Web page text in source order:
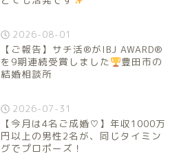
2026-08-01
【ご報告】サチ活®がIBJ AWARD®
を9期連続受賞しました
豊田市の
結婚相談所
2026-07-31
【今月は4名ご成婚♡】年収1000万
円以上の男性2名が、同じタイミン
グでプロポーズ！